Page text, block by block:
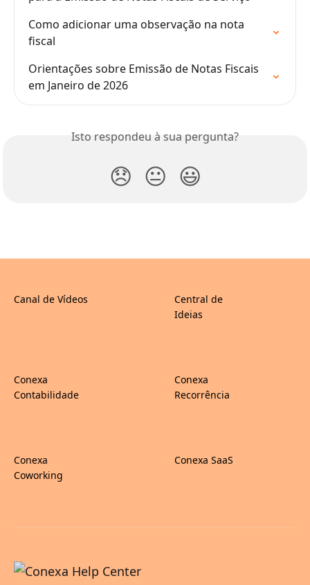
Como adicionar uma observação na nota
fiscal
Orientações sobre Emissão de Notas Fiscais
em Janeiro de 2026
Isto respondeu à sua pergunta?
😞 😐 😃
Canal de Vídeos
Central de
Ideias
Conexa
Contabilidade
Conexa
Recorrência
Conexa
Coworking
Conexa SaaS